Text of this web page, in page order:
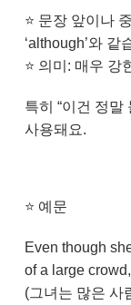
⭐ 문장 앞이나
‘although’와 같
⭐ 의미: 매우 강
특히 “이건 정말
사용돼요.
⭐ 예문
Even though
of a large
(그녀는 많은 사